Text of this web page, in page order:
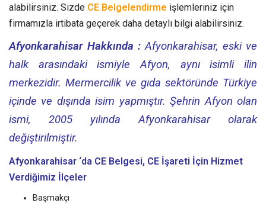
alabilirsiniz. Sizde CE Belgelendirme işlemleriniz için
firmamızla irtibata geçerek daha detaylı bilgi alabilirsiniz.
Afyonkarahisar Hakkında : Afyonkarahisar, eski ve
halk arasındaki ismiyle Afyon, aynı isimli ilin
merkezidir. Mermercilik ve gıda sektöründe Türkiye
içinde ve dışında isim yapmıştır. Şehrin Afyon olan
ismi, 2005 yılında Afyonkarahisar olarak
değiştirilmiştir.
Afyonkarahisar ‘da CE Belgesi, CE İşareti İçin Hizmet
Verdiğimiz İlçeler
Başmakçı